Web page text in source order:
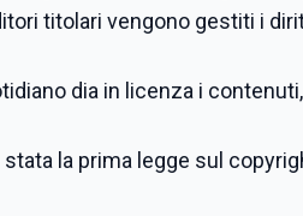
titolari vengono gestiti i
dia in licenza i
la prima legge sul